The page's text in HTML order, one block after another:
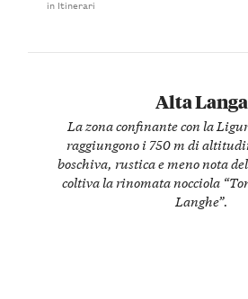
Alta Langa
La zona confinante con la
raggiungono i 750 m di
boschiva, rustica e meno nota
coltiva la rinomata nocciola
Langhe”.
in Itinerari